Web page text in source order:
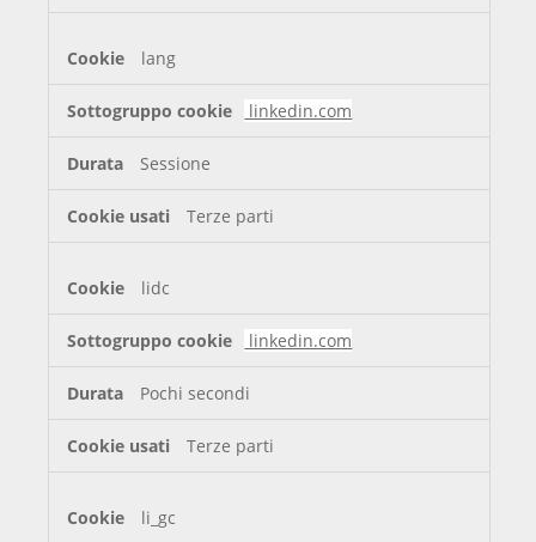
lang
linkedin.com
Sessione
Terze parti
lidc
linkedin.com
Pochi secondi
Terze parti
li_gc